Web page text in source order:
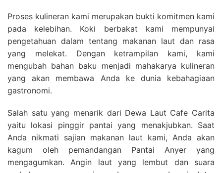
Proses kulineran kami merupakan bukti komitmen kami
pada kelebihan. Koki berbakat kami mempunyai
pengetahuan dalam tentang makanan laut dan rasa
yang melekat. Dengan ketrampilan kami, kami
mengubah bahan baku menjadi mahakarya kulineran
yang akan membawa Anda ke dunia kebahagiaan
gastronomi.
Salah satu yang menarik dari Dewa Laut Cafe Carita
yaitu lokasi pinggir pantai yang menakjubkan. Saat
Anda nikmati sajian makanan laut kami, Anda akan
kagum oleh pemandangan Pantai Anyer yang
mengagumkan. Angin laut yang lembut dan suara